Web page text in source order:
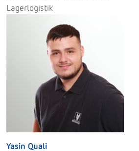
Lagerlogistik
Yasin Quali